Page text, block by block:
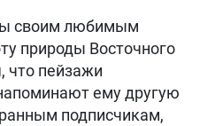
своим любимым
природы Восточного
что пейзажи
ему другую
подписчикам,